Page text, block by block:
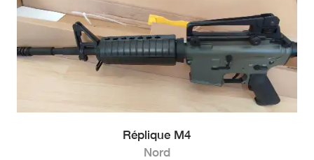
Réplique M4
Nord